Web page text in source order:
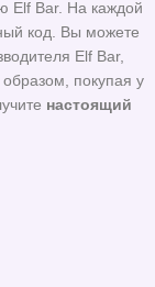
Elf Bar. На каждой
код. Вы можете
Elf Bar,
покупая у
настоящий